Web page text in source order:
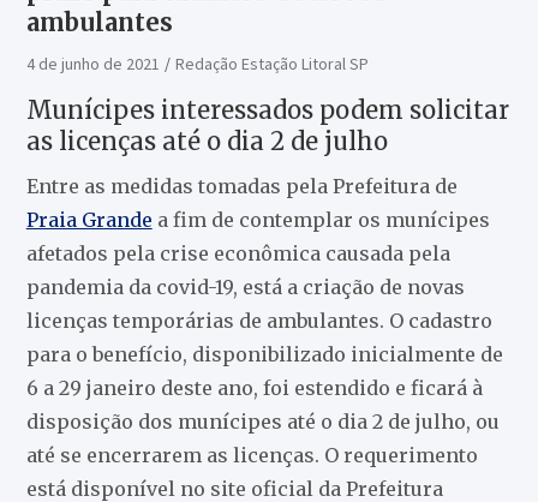
ambulantes
4 de junho de 2021 Redação Estação Litoral SP
Munícipes interessados podem solicitar
as licenças até o dia 2 de julho
Entre as medidas tomadas pela Prefeitura de
Praia Grande a fim de contemplar os munícipes
afetados pela crise econômica causada pela
pandemia da covid-19, está a criação de novas
licenças temporárias de ambulantes. O cadastro
para o benefício, disponibilizado inicialmente de
6 a 29 janeiro deste ano, foi estendido e ficará à
disposição dos munícipes até o dia 2 de julho, ou
até se encerrarem as licenças. O requerimento
está disponível no site oficial da Prefeitura